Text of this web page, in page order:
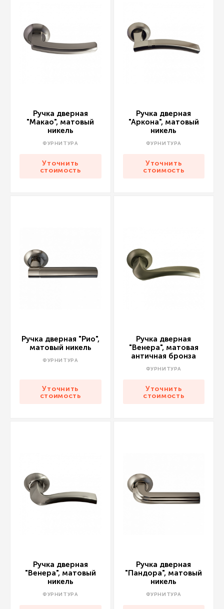
Ручка дверная
"Макао", матовый
никель
ФУРНИТУРА
Уточнить
стоимость
Ручка дверная
"Аркона", матовый
никель
ФУРНИТУРА
Уточнить
стоимость
Ручка дверная "Рио",
матовый никель
ФУРНИТУРА
Уточнить
стоимость
Ручка дверная
"Венера", матовая
античная бронза
ФУРНИТУРА
Уточнить
стоимость
Ручка дверная
"Венера", матовый
никель
ФУРНИТУРА
Ручка дверная
"Пандора", матовый
никель
ФУРНИТУРА